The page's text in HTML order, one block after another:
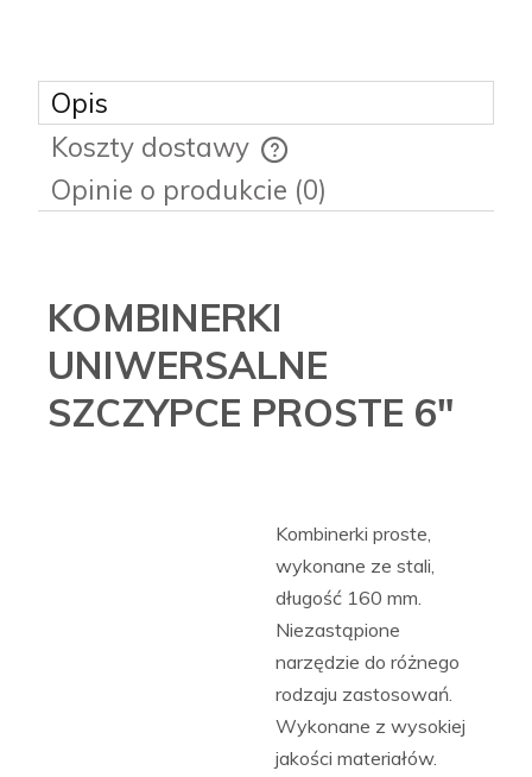
Opis
Koszty dostawy
Cena nie zawiera ewentualnych kosztów płatności
Opinie o produkcie (0)
KOMBINERKI
UNIWERSALNE
SZCZYPCE PROSTE 6"
Kombinerki proste,
wykonane ze stali,
długość 160 mm.
Niezastąpione
narzędzie do różnego
rodzaju zastosowań.
Wykonane z wysokiej
jakości materiałów.